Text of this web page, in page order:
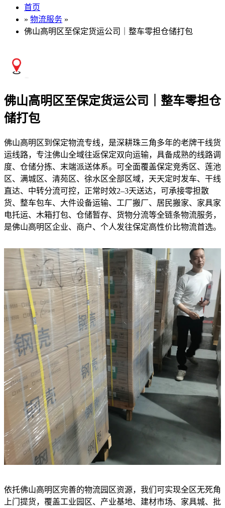
首页
» 物流服务 »
佛山高明区至保定货运公司｜整车零担仓储打包
佛山高明区至保定货运公司｜整车零担仓
储打包
佛山高明区到保定物流专线，是深耕珠三角多年的老牌干线货
运线路，专注佛山全域往返保定双向运输，具备成熟的线路调
度、仓储分拣、末端派送体系。可全面覆盖保定竞秀区、莲池
区、满城区、清苑区、徐水区全部区域，天天定时发车、干线
直达、中转分流可控，正常时效2–3天送达，可承接零担散
货、整车包车、大件设备运输、工厂搬厂、居民搬家、家具家
电托运、木箱打包、仓储暂存、货物分流等全链条物流服务，
是佛山高明区企业、商户、个人发往保定高性价比物流首选。
依托佛山高明区完善的物流园区资源，我们可实现全区无死角
上门提货，覆盖工业园区、产业基地、建材市场、家具城、批